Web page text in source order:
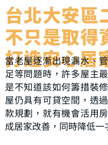
台北大安區
不只是取得
打造安心居
當老屋逐漸出現漏水、
足等問題時，許多屋主
是不知道該如何籌措裝
屋仍具有可貸空間，透
款規劃，就有機會活用
成居家改善，同時降低一